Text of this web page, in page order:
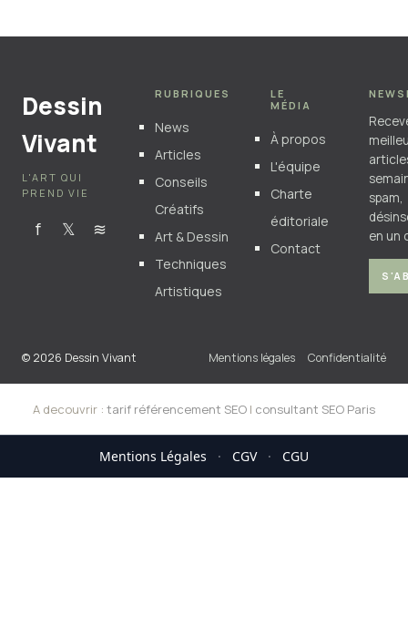
Dessin
Vivant
L'ART QUI
PREND VIE
f 𝕏 ≋
RUBRIQUES
News
Articles
Conseils
Créatifs
Art & Dessin
Techniques
Artistiques
LE
MÉDIA
À propos
L'équipe
Charte
éditoriale
Contact
spam,
en un
© 2026 Dessin Vivant Mentions légales Confidentialité
A decouvrir : tarif référencement SEO | consultant SEO Paris
Mentions Légales · CGV · CGU